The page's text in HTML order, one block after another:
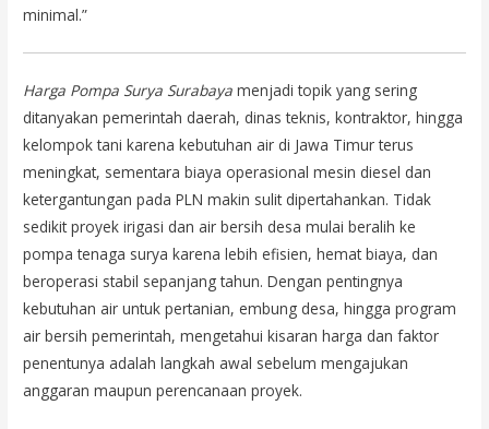
minimal.”
Harga Pompa Surya Surabaya menjadi topik yang sering
ditanyakan pemerintah daerah, dinas teknis, kontraktor, hingga
kelompok tani karena kebutuhan air di Jawa Timur terus
meningkat, sementara biaya operasional mesin diesel dan
ketergantungan pada PLN makin sulit dipertahankan. Tidak
sedikit proyek irigasi dan air bersih desa mulai beralih ke
pompa tenaga surya karena lebih efisien, hemat biaya, dan
beroperasi stabil sepanjang tahun. Dengan pentingnya
kebutuhan air untuk pertanian, embung desa, hingga program
air bersih pemerintah, mengetahui kisaran harga dan faktor
penentunya adalah langkah awal sebelum mengajukan
anggaran maupun perencanaan proyek.